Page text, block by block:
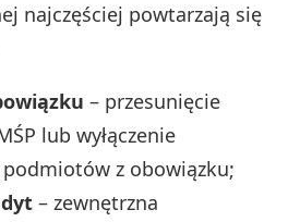
najczęściej powtarzają się
– przesunięcie
lub wyłączenie
z obowiązku;
– zewnętrzna